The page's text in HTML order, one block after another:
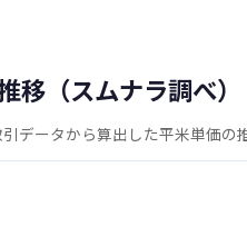
移（スムナラ調べ）
データから算出した平米単価の